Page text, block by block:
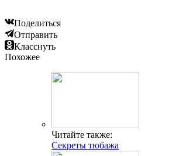
Поделиться
Отправить
Класснуть
Похожее
Читайте также:
Секреты тюбажа